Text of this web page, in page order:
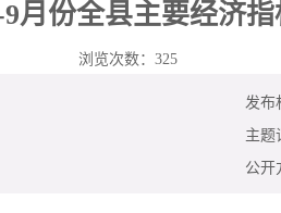
9月份全县主要经济
浏览次数： 325
发布
主题
公开